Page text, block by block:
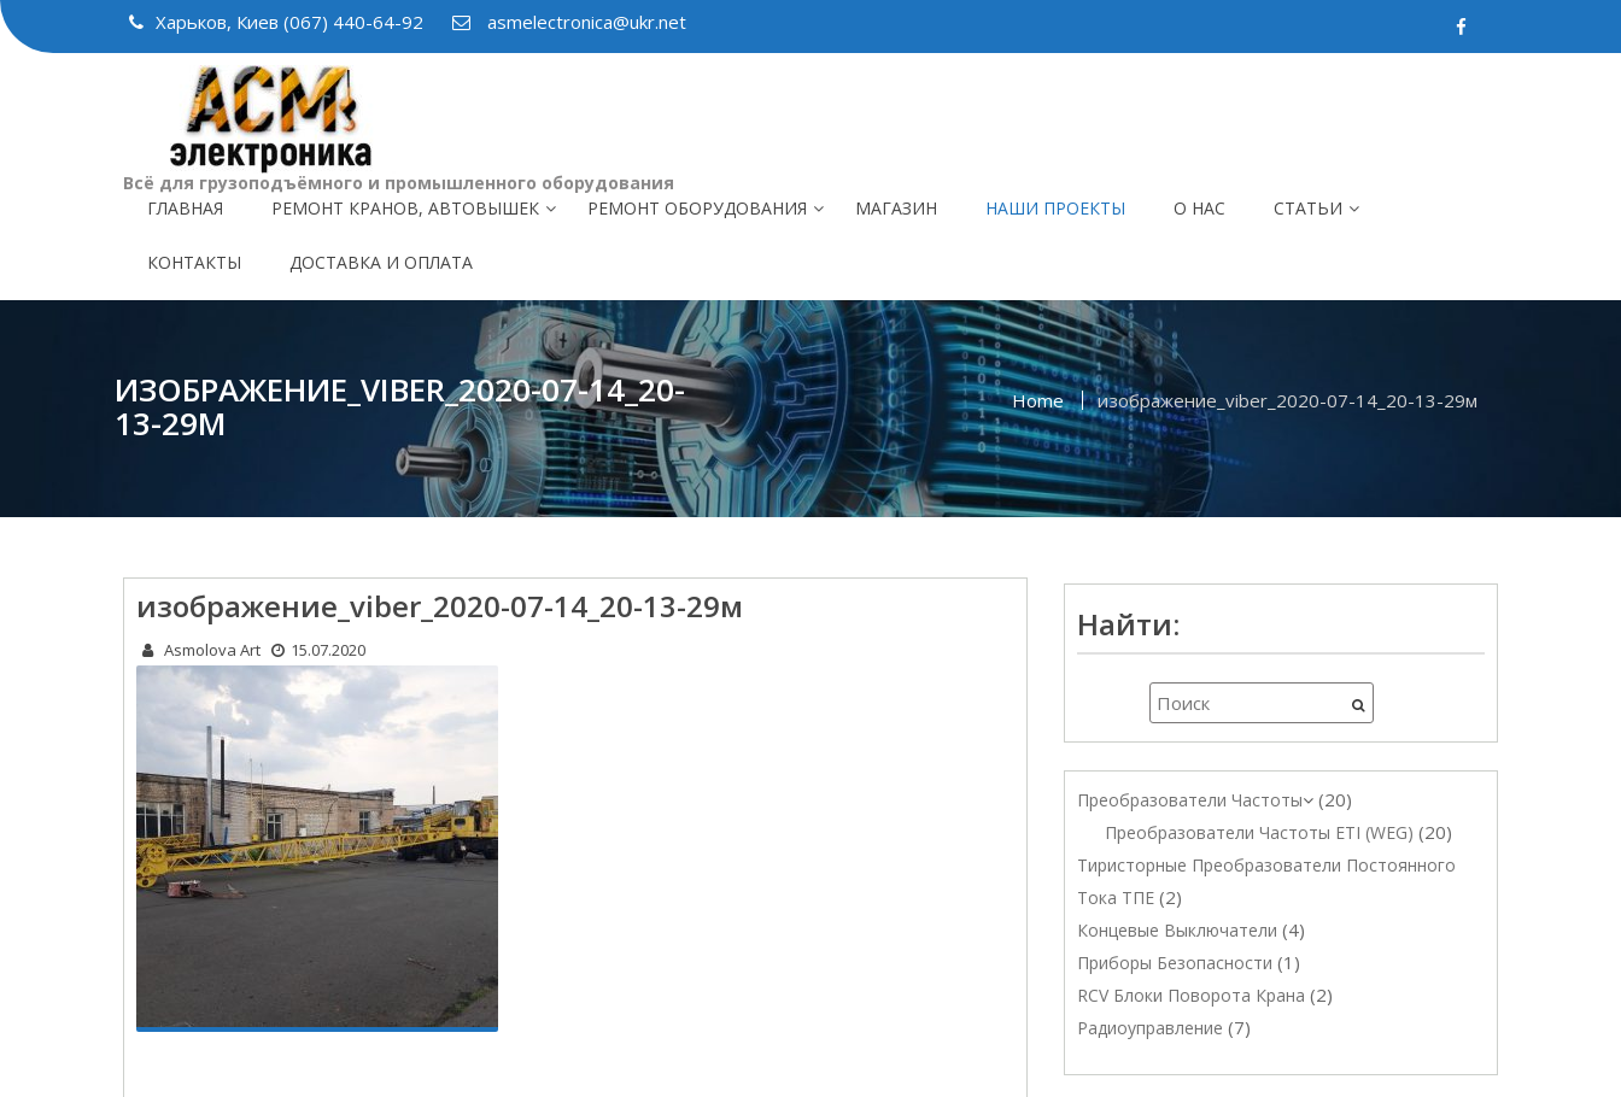
Skip
to
Харьков, Киев (067) 440-64-92 asmelectronica@ukr.net
Всё для грузоподъёмного и промышленного оборудования
ГЛАВНАЯ
РЕМОНТ КРАНОВ, АВТОВЫШЕК РЕМОНТ ОБОРУДОВАНИЯ МАГАЗИН НАШИ ПРОЕКТЫ О НАС СТАТЬИ
КОНТАКТЫ ДОСТАВКА И ОПЛАТА
ИЗОБРАЖЕНИЕ_VIBER_2020-07-14_20-
13-29М
Home изображение_viber_2020-07-14_20-13-29м
изображение_viber_2020-07-14_20-13-29м
Asmolova Art 15.07.2020
Найти:
Преобразователи Частоты 20
Преобразователи Частоты ETI (WEG) 20
Тиристорные Преобразователи Постоянного
Тока ТПЕ 2
Концевые Выключатели 4
Приборы Безопасности 1
RCV Блоки Поворота Крана 2
Радиоуправление 7